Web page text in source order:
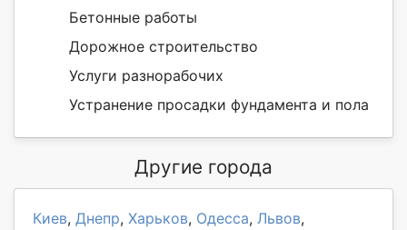
Бетонные работы
Дорожное строительство
Услуги разнорабочих
Устранение просадки фундамента и пола
Другие города
Киев, Днепр, Харьков, Одесса, Львов,